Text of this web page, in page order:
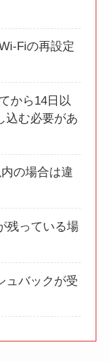
Fiの再設定
から14日以
込む必要があ
の場合は違
残っている場
ュバックが受